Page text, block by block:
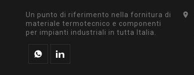
Un punto di riferimento nella fornitura di
materiale termotecnico e componenti
per impianti industriali in tutta Italia.
